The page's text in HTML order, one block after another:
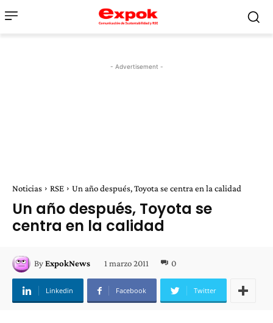
- Advertisement -
Noticias RSE Un año después, Toyota se centra en la calidad
Un año después, Toyota se
centra en la calidad
ByExpokNews 1 marzo 2011 0
Linkedin Facebook Twitter